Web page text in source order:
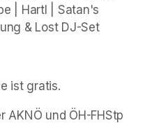
| Hartl | Satan's
& Lost DJ-Set
ist gratis.
AKNÖ und ÖH-FHStp